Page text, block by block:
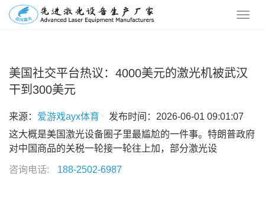
美国社交平台热议：4000美元的激光机被武汉
干到300美元
来源： 爱游戏ayx体育 发布时间：2026-06-01 09:01:07
这大概是美国激光设备圈子里最尴尬的一件事。特朗普政府
对中国商品的关税一轮接一轮往上加，部分激光设
咨询电话: 188-2502-6987